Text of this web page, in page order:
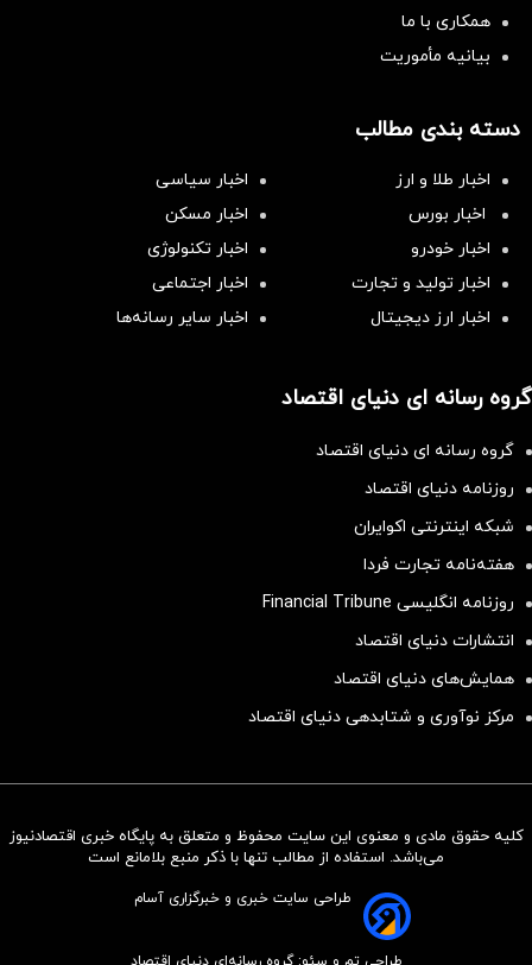
سرمایه‌گذاری همسنگ با شاخص
همکاری با ما
بیانیه مأموریت
دسته بندی مطالب
اخبار طلا و ارز
اخبار سیاسی
اخبار بورس
اخبار مسکن
اخبار خودرو
اخبار تکنولوژی
اخبار تولید و تجارت
اخبار اجتماعی
اخبار ارز دیجیتال
اخبار سایر رسانه‌‌ها
گروه رسانه ای دنیای اقتصاد
گروه رسانه ای دنیای اقتصاد
روزنامه دنیای اقتصاد
شبکه اینترنتی اکوایران
هفته‌نامه تجارت فردا
روزنامه انگلیسی Financial Tribune
انتشارات دنیای اقتصاد
همایش‌های دنیای اقتصاد
مرکز نوآوری و شتابدهی دنیای اقتصاد
کلیه حقوق مادی و معنوی این سایت محفوظ و متعلق به پایگاه خبری اقتصادنیوز
می‌باشد. استفاده از مطالب تنها با ذکر منبع بلامانع است
طراحی سایت خبری و خبرگزاری آسام